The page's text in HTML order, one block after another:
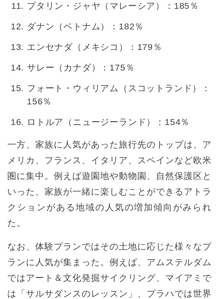
プタリン・ジャヤ（マレーシア）：185％
ダナン（ベトナム）：182％
エンセナダ（メキシコ）：179％
サレー（カナダ）：175％
フォート・ウィリアム（スコットランド）：
156％
ロトルア（ニュージーランド）：154％
一方、家族に人気があった旅行先のトップは、ア
メリカ、フランス、イタリア、スペインなど欧米
圏に集中。例えば遊園地や動物園、自然保護区と
いった、家族が一緒に楽しむことができるアトラ
クションがある地域の人気の増加傾向がみられ
た。
なお、体験プランではその土地に応じた様々なプ
ランに人気が集まった。例えば、アムステルダム
ではアート＆文化発掘サイクリング、マイアミで
は「サルサダンスのレッスン」、プラハでは世界